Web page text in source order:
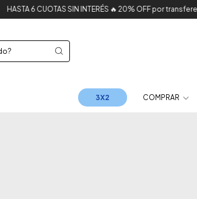
6 CUOTAS SIN INTERÉS 🔥 20% OFF por transferencia
3X2 COMPRAR